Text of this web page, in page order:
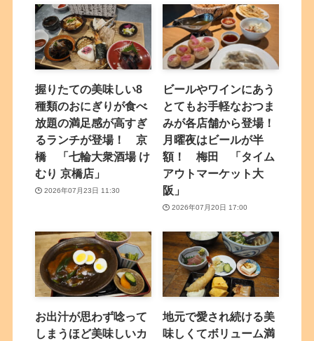
握りたての美味しい8
種類のおにぎりが食べ
放題の満足感が高すぎ
るランチが登場！ 京
橋 「七輪大衆酒場 け
むり 京橋店」
2026年07月23日 11:30
ビールやワインにあう
とてもお手軽なおつま
みが各店舗から登場！
月曜夜はビールが半
額！ 梅田 「タイム
アウトマーケット大
阪」
2026年07月20日 17:00
お出汁が思わず唸って
しまうほど美味しいカ
地元で愛され続ける美
味しくてボリューム満